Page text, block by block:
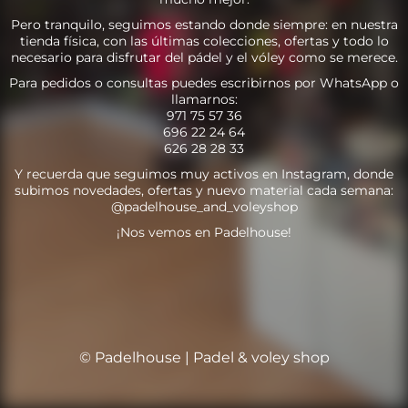
Pero tranquilo, seguimos estando donde siempre: en nuestra
tienda física, con las últimas colecciones, ofertas y todo lo
necesario para disfrutar del pádel y el vóley como se merece.
Para pedidos o consultas puedes escribirnos por WhatsApp o
llamarnos:
971 75 57 36
696 22 24 64
626 28 28 33
Y recuerda que seguimos muy activos en Instagram, donde
subimos novedades, ofertas y nuevo material cada semana:
@padelhouse_and_voleyshop
¡Nos vemos en Padelhouse!
© Padelhouse | Padel & voley shop